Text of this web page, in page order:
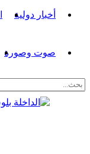
أخبار دولية
صوت وصورة